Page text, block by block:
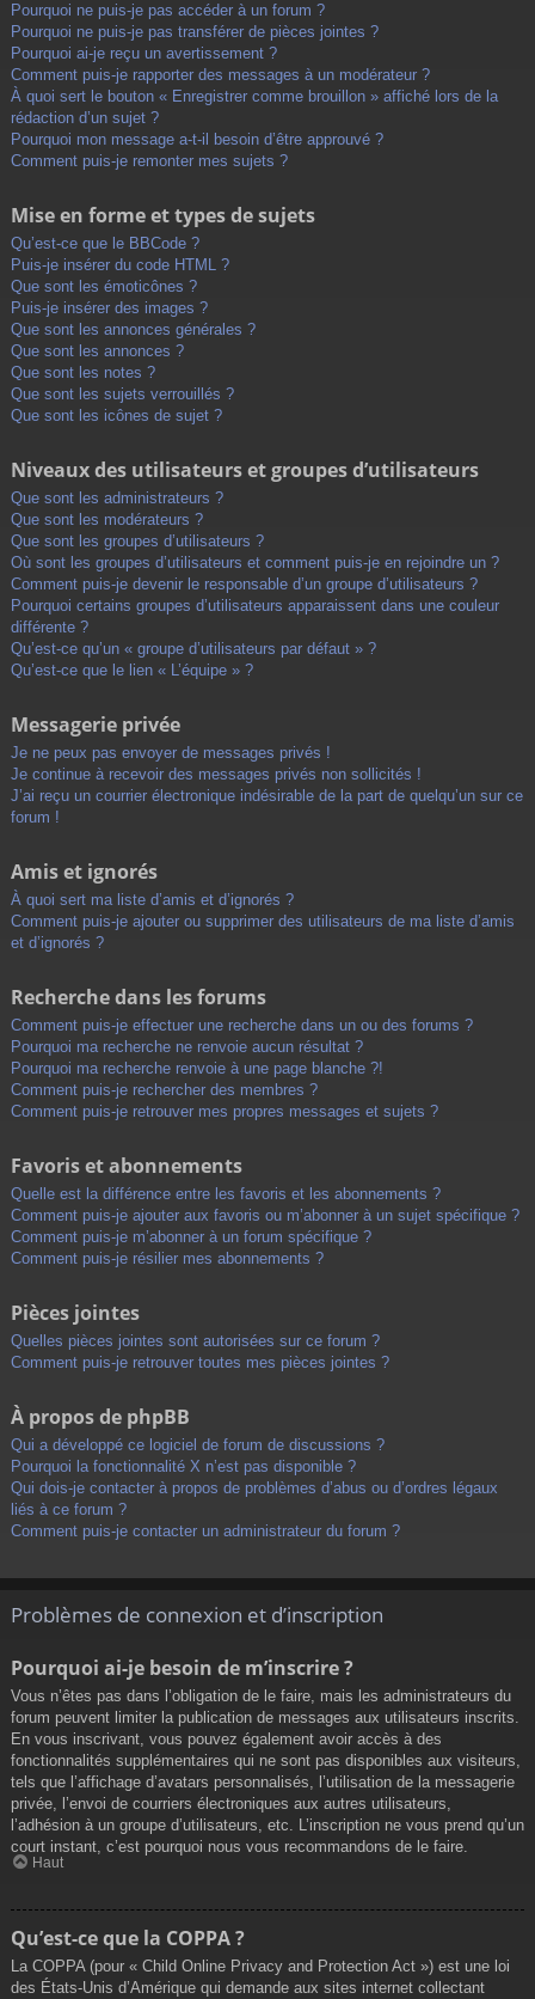
Pourquoi ne puis-je pas accéder à un forum ?
Pourquoi ne puis-je pas transférer de pièces jointes ?
Pourquoi ai-je reçu un avertissement ?
Comment puis-je rapporter des messages à un modérateur ?
À quoi sert le bouton « Enregistrer comme brouillon » affiché lors de la
rédaction d’un sujet ?
Pourquoi mon message a-t-il besoin d’être approuvé ?
Comment puis-je remonter mes sujets ?
Mise en forme et types de sujets
Qu’est-ce que le BBCode ?
Puis-je insérer du code HTML ?
Que sont les émoticônes ?
Puis-je insérer des images ?
Que sont les annonces générales ?
Que sont les annonces ?
Que sont les notes ?
Que sont les sujets verrouillés ?
Que sont les icônes de sujet ?
Niveaux des utilisateurs et groupes d’utilisateurs
Que sont les administrateurs ?
Que sont les modérateurs ?
Que sont les groupes d’utilisateurs ?
Où sont les groupes d’utilisateurs et comment puis-je en rejoindre un ?
Comment puis-je devenir le responsable d’un groupe d’utilisateurs ?
Pourquoi certains groupes d’utilisateurs apparaissent dans une couleur
différente ?
Qu’est-ce qu’un « groupe d’utilisateurs par défaut » ?
Qu’est-ce que le lien « L’équipe » ?
Messagerie privée
Je ne peux pas envoyer de messages privés !
Je continue à recevoir des messages privés non sollicités !
J’ai reçu un courrier électronique indésirable de la part de quelqu’un sur ce
forum !
Amis et ignorés
À quoi sert ma liste d’amis et d’ignorés ?
Comment puis-je ajouter ou supprimer des utilisateurs de ma liste d’amis
et d’ignorés ?
Recherche dans les forums
Comment puis-je effectuer une recherche dans un ou des forums ?
Pourquoi ma recherche ne renvoie aucun résultat ?
Pourquoi ma recherche renvoie à une page blanche ?!
Comment puis-je rechercher des membres ?
Comment puis-je retrouver mes propres messages et sujets ?
Favoris et abonnements
Quelle est la différence entre les favoris et les abonnements ?
Comment puis-je ajouter aux favoris ou m’abonner à un sujet spécifique ?
Comment puis-je m’abonner à un forum spécifique ?
Comment puis-je résilier mes abonnements ?
Pièces jointes
Quelles pièces jointes sont autorisées sur ce forum ?
Comment puis-je retrouver toutes mes pièces jointes ?
À propos de phpBB
Qui a développé ce logiciel de forum de discussions ?
Pourquoi la fonctionnalité X n’est pas disponible ?
Qui dois-je contacter à propos de problèmes d’abus ou d’ordres légaux
liés à ce forum ?
Comment puis-je contacter un administrateur du forum ?
Problèmes de connexion et d’inscription
Pourquoi ai-je besoin de m’inscrire ?
Vous n’êtes pas dans l’obligation de le faire, mais les administrateurs du
forum peuvent limiter la publication de messages aux utilisateurs inscrits.
En vous inscrivant, vous pouvez également avoir accès à des
fonctionnalités supplémentaires qui ne sont pas disponibles aux visiteurs,
tels que l’affichage d’avatars personnalisés, l’utilisation de la messagerie
privée, l’envoi de courriers électroniques aux autres utilisateurs,
l’adhésion à un groupe d’utilisateurs, etc. L’inscription ne vous prend qu’un
court instant, c’est pourquoi nous vous recommandons de le faire.
Haut
Qu’est-ce que la COPPA ?
La COPPA (pour « Child Online Privacy and Protection Act ») est une loi
des États-Unis d’Amérique qui demande aux sites internet collectant